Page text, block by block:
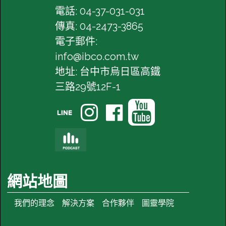
電話: 04-37-031-031
傳真: 04-2473-3865
電子郵件:
info@ibco.com.tw
地址: 台中市烏日區高鐵
三路29號12F-1
   
網站地圖
我們的理念 解決方案 合作夥伴 圖靈學院